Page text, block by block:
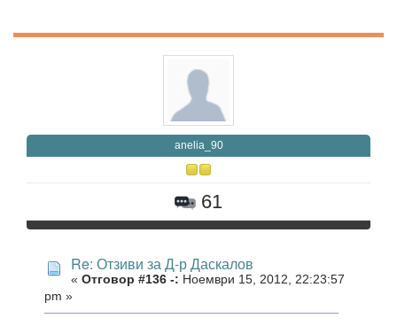
anelia_90
61
Re: Отзиви за Д-р Даскалов
« Отговор #136 -: Ноември 15, 2012, 22:23:57
pm »